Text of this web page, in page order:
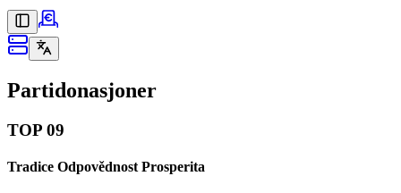
Partidonasjoner
TOP 09
Tradice Odpovědnost Prosperita